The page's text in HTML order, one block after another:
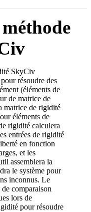
SkyCiv
résoudre des
(éléments de
de matrice de
matrice de rigidité
éléments de
rigidité calculera
entrées de rigidité
en fonction
et les
assemblera la
le système pour
inconnus. Le
comparaison
lors de
pour résoudre